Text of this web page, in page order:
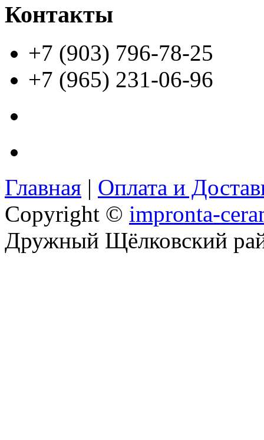
Контакты
+7 (903) 796-78-25
+7 (965) 231-06-96
Главная | Оплата и
Copyright © impronta-
Дружный Щёлковский